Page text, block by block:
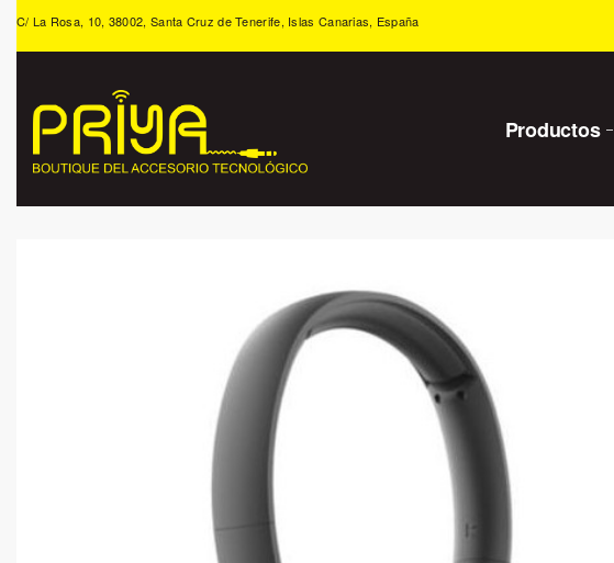
C/ La Rosa, 10, 38002, Santa Cruz de Tenerife, Islas Canarias, España
Productos